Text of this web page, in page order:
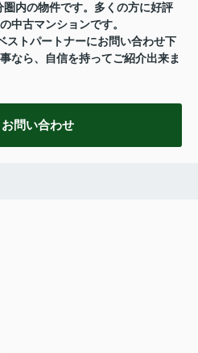
圏内の物件です。多くの方に好評
中古マンションです。
ストパートナーにお問い合わせ下
なら、自信を持ってご紹介出来ま
お問い合わせ